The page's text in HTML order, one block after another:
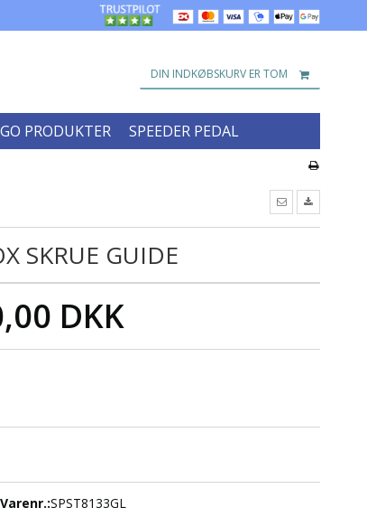
DIN INDKØBSKURV ER TOM
PRODUKTER SPEEDER PEDAL
SKRUE GUIDE
DKK
SPST8133GL